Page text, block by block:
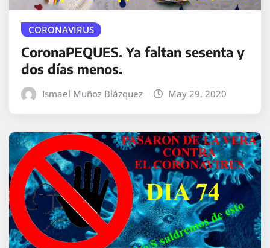
CORONAVIRUS
CoronaPEQUES. Ya faltan sesenta y
dos días menos.
Ismael Muñoz Blázquez May 29, 2020